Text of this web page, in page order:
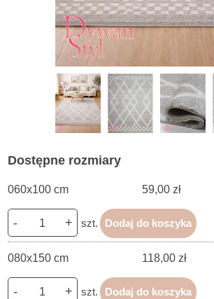
Dostępne rozmiary
060x100 cm 59,00 zł
- + szt. Dodaj do koszyka
080x150 cm 118,00 zł
- + szt. Dodaj do koszyka